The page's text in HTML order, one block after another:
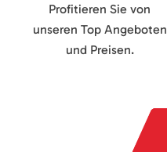
Profitieren Sie von
unseren Top Angeboten
und Preisen.